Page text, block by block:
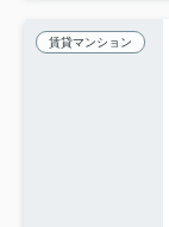
賃貸マンション